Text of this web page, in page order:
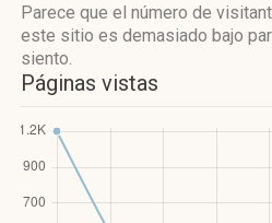
Parece que el número de
este sitio es demasiado bajo
siento.
Páginas vistas